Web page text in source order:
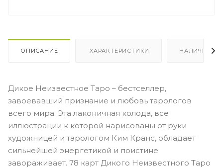
ОПИСАНИЕ ХАРАКТЕРИСТИКИ НАЛИЧИЕ
Дикое Неизвестное Таро – бестселлер,
завоевавший признание и любовь тарологов
всего мира. Эта лаконичная колода, все
иллюстрации к которой нарисованы от руки
художницей и тарологом Ким Кранс, обладает
сильнейшей энергетикой и поистине
завораживает. 78 карт Дикого Неизвестного Таро